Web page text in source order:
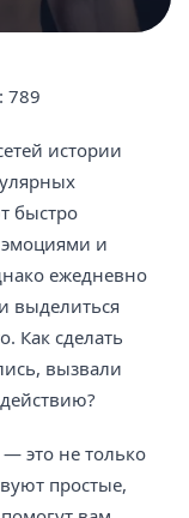
789
истории
быстро
и
ежедневно
выделиться
Как сделать
вызвали
это не только
простые,